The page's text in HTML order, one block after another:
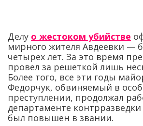
Делу о жестоком убийстве
мирного жителя Авдеевки —
четырех лет. За это время
провел за решеткой лишь
Более того, все эти годы
Федорчук, обвиняемый в
преступлении, продолжал
департаменте
был повышен в звании.